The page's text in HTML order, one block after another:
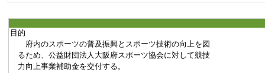
目的
府内のスポーツの普及振興とスポーツ技術の向上を図
るため、公益財団法人大阪府スポーツ協会に対して競技
力向上事業補助金を交付する。